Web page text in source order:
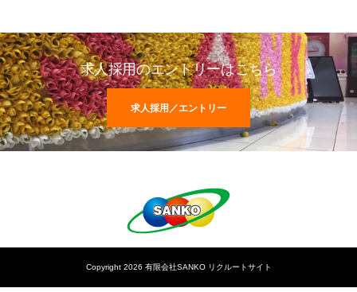
求人採用のエントリーはこちら
求人採用／エントリー
Copyright 2026 有限会社SANKO リクルートサイト